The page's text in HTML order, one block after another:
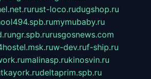
rust-loco.rudugshop.ru
mymubaby.ru
ngr.spb.rurusgosnews.com
w-dev.ruf-ship.ru
malinasp.rukinosvin.ru
deltaprim.spb.ru